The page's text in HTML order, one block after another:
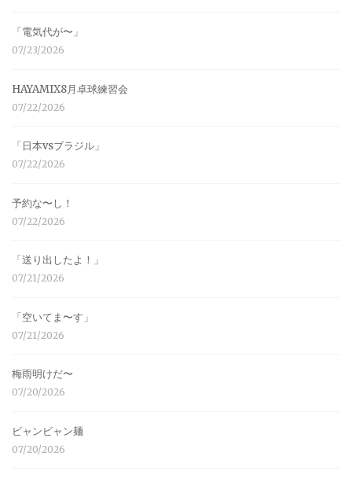
「電気代が〜」
07/23/2026
HAYAMIX8月卓球練習会
07/22/2026
「日本vsブラジル」
07/22/2026
予約な〜し！
07/22/2026
「送り出したよ！」
07/21/2026
「空いてま〜す」
07/21/2026
梅雨明けだ〜
07/20/2026
ビャンビャン麺
07/20/2026